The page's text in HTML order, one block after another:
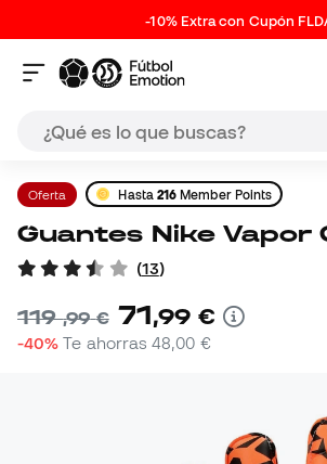
-10% Extra con Cupón
Oferta Hasta 216 Member Points
Guantes Nike Vapor
(13)
119,99 € 71,99 €
-40% Te ahorras48,00 €